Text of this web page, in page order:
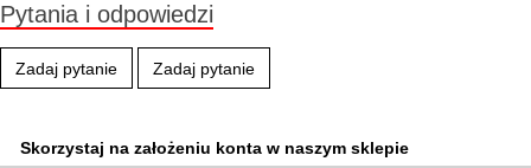
Pytania i odpowiedzi
Zadaj pytanie Zadaj pytanie
Skorzystaj na założeniu konta w naszym sklepie